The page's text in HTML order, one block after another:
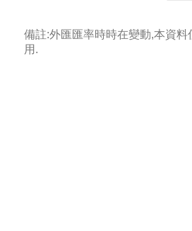
備註:外匯匯率時時在變動,本資
用.